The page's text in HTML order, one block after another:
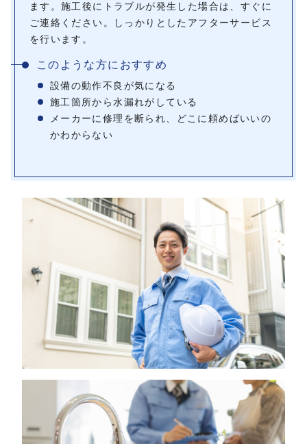
ます。施工後にトラブルが発生した場合は、すぐに
ご連絡ください。しっかりとしたアフターサービス
を行います。
このような方におすすめ
設備の動作不良が気になる
施工箇所から水漏れがしている
メーカーに修理を断られ、どこに頼めばいいの
かわからない